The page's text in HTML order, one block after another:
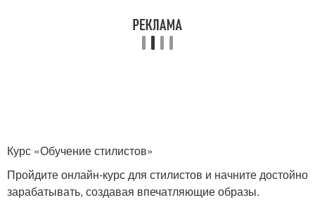
Курс «Обучение стилистов»
Пройдите онлайн-курс для стилистов и начните достойно
зарабатывать, создавая впечатляющие образы.